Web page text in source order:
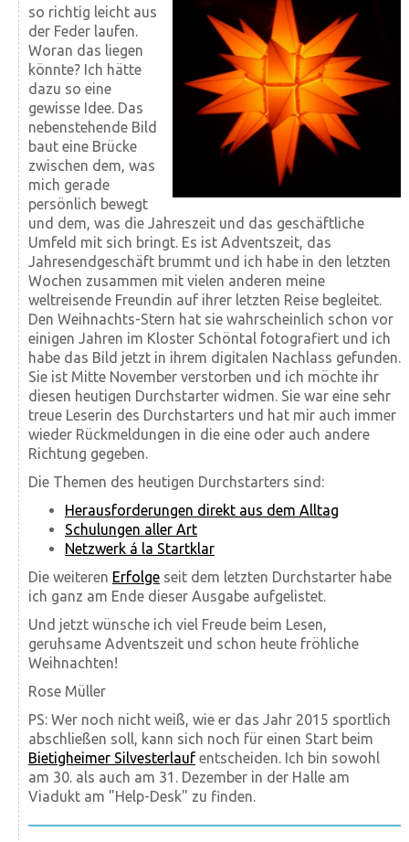
so richtig leicht aus
der Feder laufen.
Woran das liegen
könnte? Ich hätte
dazu so eine
gewisse Idee. Das
nebenstehende Bild
baut eine Brücke
zwischen dem, was
mich gerade
persönlich bewegt
und dem, was die Jahreszeit und das geschäftliche
Umfeld mit sich bringt. Es ist Adventszeit, das
Jahresendgeschäft brummt und ich habe in den letzten
Wochen zusammen mit vielen anderen meine
weltreisende Freundin auf ihrer letzten Reise begleitet.
Den Weihnachts-Stern hat sie wahrscheinlich schon vor
einigen Jahren im Kloster Schöntal fotografiert und ich
habe das Bild jetzt in ihrem digitalen Nachlass gefunden.
Sie ist Mitte November verstorben und ich möchte ihr
diesen heutigen Durchstarter widmen. Sie war eine sehr
treue Leserin des Durchstarters und hat mir auch immer
wieder Rückmeldungen in die eine oder auch andere
Richtung gegeben.
Die Themen des heutigen Durchstarters sind:
Herausforderungen direkt aus dem Alltag
Schulungen aller Art
Netzwerk á la Startklar
Die weiteren Erfolge seit dem letzten Durchstarter habe
ich ganz am Ende dieser Ausgabe aufgelistet.
Und jetzt wünsche ich viel Freude beim Lesen,
geruhsame Adventszeit und schon heute fröhliche
Weihnachten!
Rose Müller
PS: Wer noch nicht weiß, wie er das Jahr 2015 sportlich
abschließen soll, kann sich noch für einen Start beim
Bietigheimer Silvesterlauf entscheiden. Ich bin sowohl
am 30. als auch am 31. Dezember in der Halle am
Viadukt am "Help-Desk" zu finden.